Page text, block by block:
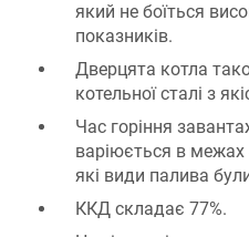
який не боїться
показників.
Дверцята котла
котельної сталі з
Час горіння
варіюється в межах
які види палива
ККД складає 77%.